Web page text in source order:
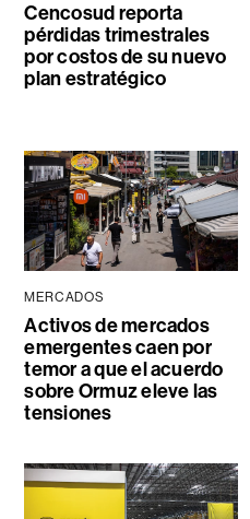
Cencosud reporta
pérdidas trimestrales
por costos de su nuevo
plan estratégico
MERCADOS
Activos de mercados
emergentes caen por
temor a que el acuerdo
sobre Ormuz eleve las
tensiones